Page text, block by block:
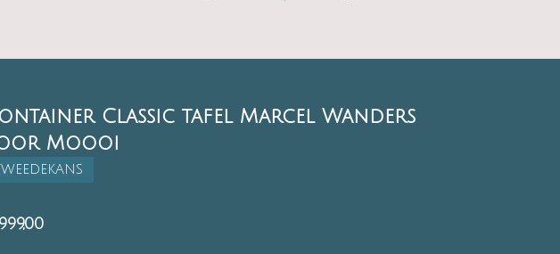
Classic tafel Marcel Wanders
Moooi
TWEEDEKANS